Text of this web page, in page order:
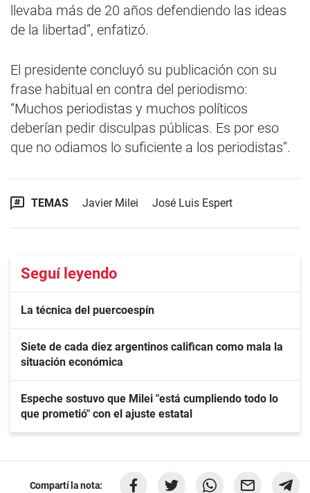
llevaba más de 20 años defendiendo las ideas
de la libertad”, enfatizó.
El presidente concluyó su publicación con su
frase habitual en contra del periodismo:
“Muchos periodistas y muchos políticos
deberían pedir disculpas públicas. Es por eso
que no odiamos lo suficiente a los periodistas”.
TEMAS Javier Milei José Luis Espert
Seguí leyendo
La técnica del puercoespín
Siete de cada diez argentinos califican como mala la
situación económica
Espeche sostuvo que Milei "está cumpliendo todo lo
que prometió" con el ajuste estatal
Compartí la nota: